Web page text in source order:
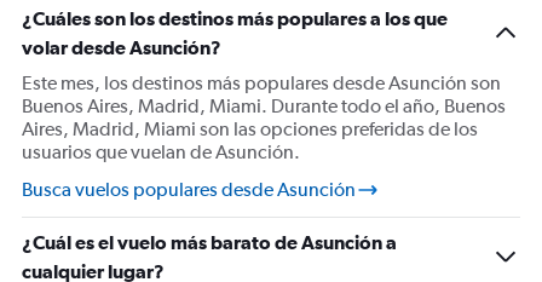
¿Cuáles son los destinos más populares a los que
volar desde Asunción?
Este mes, los destinos más populares desde Asunción son
Buenos Aires, Madrid, Miami. Durante todo el año, Buenos
Aires, Madrid, Miami son las opciones preferidas de los
usuarios que vuelan de Asunción.
Busca vuelos populares desde Asunción
¿Cuál es el vuelo más barato de Asunción a
cualquier lugar?